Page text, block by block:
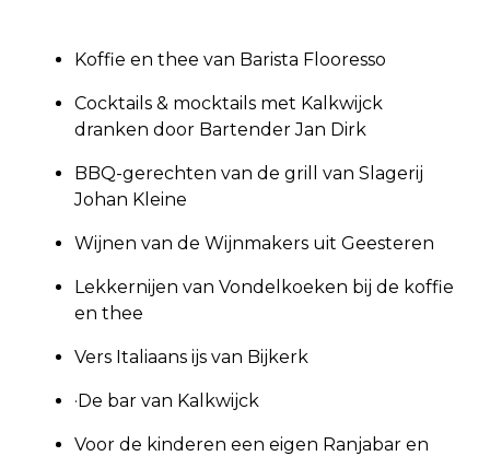
Koffie en thee van Barista Flooresso
Cocktails & mocktails met Kalkwijck
dranken door Bartender Jan Dirk
BBQ-gerechten van de grill van Slagerij
Johan Kleine
Wijnen van de Wijnmakers uit Geesteren
Lekkernijen van Vondelkoeken bij de koffie
en thee
Vers Italiaans ijs van Bijkerk
·De bar van Kalkwijck
Voor de kinderen een eigen Ranjabar en